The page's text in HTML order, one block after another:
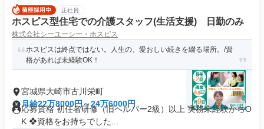
正社員
ホスピス型住宅での介護スタッフ(生活支援) 日勤のみ
株式会社シーユーシー・ホスピス
ホスピスは終点ではない。人生の、愛おしい続きを綴る場所。/資
格があれば未経験OK！
宮城県大崎市古川栄町
月給22万8000円～24万6000円
応募資格 初任者研修（旧ヘルパー2級）以上 実務未経験からO
K ❖資格をお持ちでした...